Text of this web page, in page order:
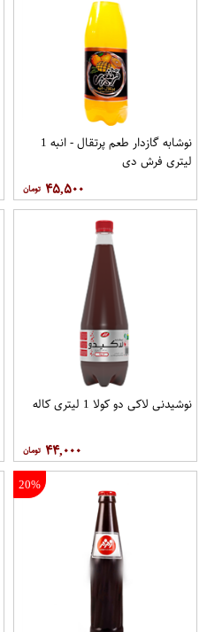
نوشابه گازدار طعم پرتقال - انبه 1
لیتری فرش دی
۴۵,۵۰۰
نوشیدنی لاکی دو کولا 1 لیتری کاله
۴۴,۰۰۰
20%